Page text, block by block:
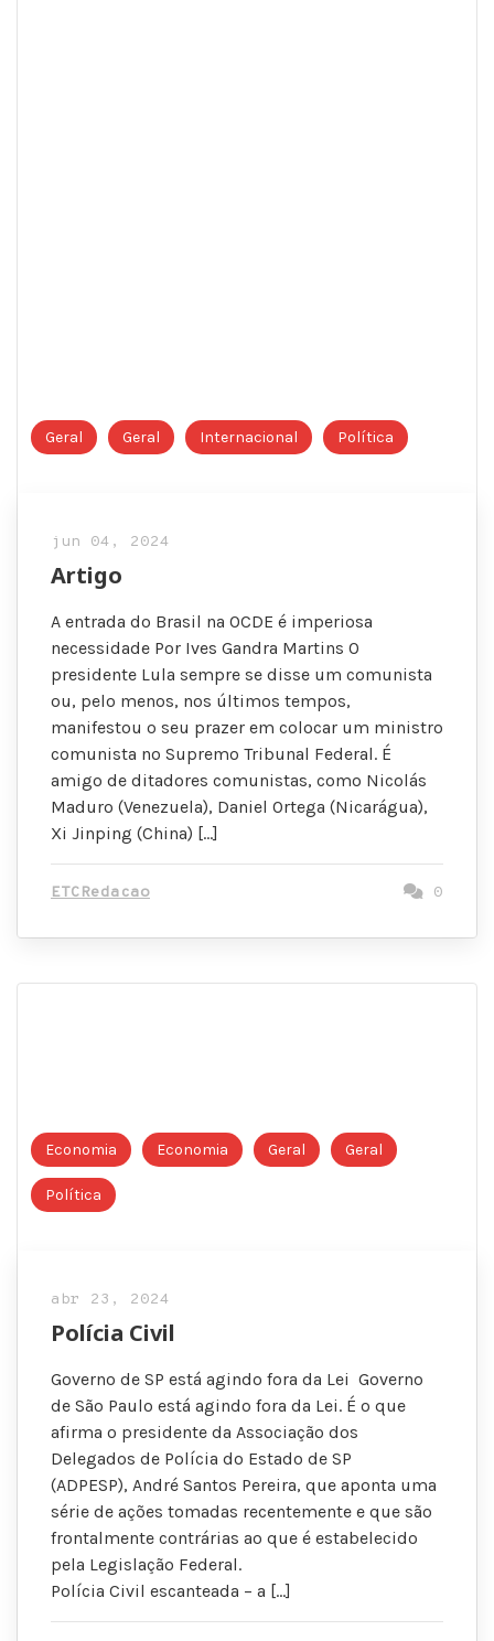
Geral Geral Internacional Política
jun 04, 2024
Artigo
A entrada do Brasil na OCDE é imperiosa
necessidade Por Ives Gandra Martins O
presidente Lula sempre se disse um comunista
ou, pelo menos, nos últimos tempos,
manifestou o seu prazer em colocar um ministro
comunista no Supremo Tribunal Federal. É
amigo de ditadores comunistas, como Nicolás
Maduro (Venezuela), Daniel Ortega (Nicarágua),
Xi Jinping (China) […]
ETCRedacao 0
Economia Economia Geral Geral
Política
abr 23, 2024
Polícia Civil
Governo de SP está agindo fora da Lei Governo
de São Paulo está agindo fora da Lei. É o que
afirma o presidente da Associação dos
Delegados de Polícia do Estado de SP
(ADPESP), André Santos Pereira, que aponta uma
série de ações tomadas recentemente e que são
frontalmente contrárias ao que é estabelecido
pela Legislação Federal.
Polícia Civil escanteada – a […]